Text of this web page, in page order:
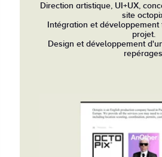
Direction artistique, UI+UX,
site
Intégration et développement
projet.
Design et développement
repérages.